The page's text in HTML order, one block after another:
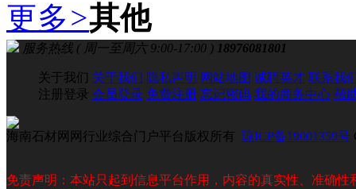
更多>其他
服务热线 ( 周一至周六 9:00-17:00 ) 18976081801
关于我们 关于我们 隐私声明 网站地图 诚聘英才 联系我
注册登录 会员登录 免费注册 忘记密码 我的商务中心 帮
海南石材网网行业综合门户平台版权所有 琼ICP备19001359号
免责声明：本站只起到信息平台作用，内容的真实性、准确